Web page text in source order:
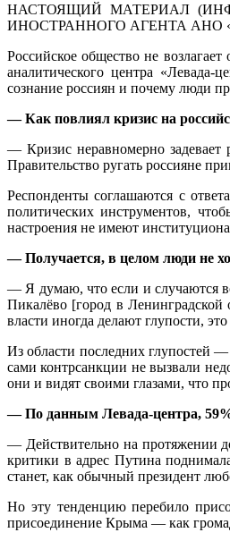
НАСТОЯЩИЙ МАТЕРИАЛ
ИНОСТРАННОГО АГЕНТА АНО
Российское общество не
аналитического центра «Левада-
сознание россиян и почему люди
— Как повлиял кризис на
— Кризис неравномерно задевает
Правительство ругать россияне
Респонденты соглашаются с
политических инструментов,
настроения не имеют
— Получается, в целом люди не
— Я думаю, что если и случаются
Пикалёво [город в Ленинградской
власти иногда делают глупости,
Из области последних глупостей
сами контрсанкции не вызвали
они и видят своими глазами, что
— По данным Левада-центра, 59%
— Действительно на протяжении
критики в адрес Путина
станет, как обычный президент
Но эту тенденцию перебило
присоединение Крыма — как